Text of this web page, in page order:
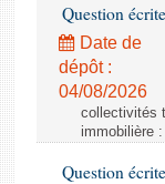
Question
Date de
dépôt :
04/08/2026
collectivités
immobilière
Question